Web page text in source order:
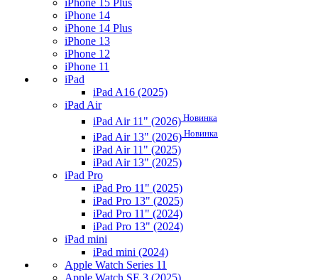
iPhone 15 Plus
iPhone 14
iPhone 14 Plus
iPhone 13
iPhone 12
iPhone 11
iPad
iPad A16 (2025)
iPad Air
iPad Air 11" (2026) Новинка
iPad Air 13" (2026) Новинка
iPad Air 11" (2025)
iPad Air 13" (2025)
iPad Pro
iPad Pro 11" (2025)
iPad Pro 13" (2025)
iPad Pro 11" (2024)
iPad Pro 13" (2024)
iPad mini
iPad mini (2024)
Apple Watch Series 11
Apple Watch SE 3 (2025)